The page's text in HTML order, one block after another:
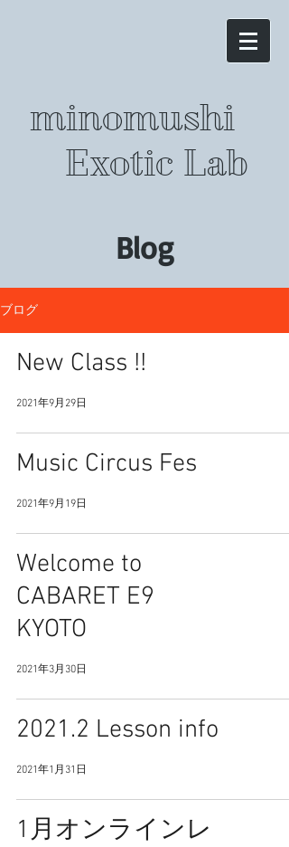
minomushi
Exotic Lab
Blog
ブログ
New Class !!
2021年9月29日
Music Circus Fes
2021年9月19日
Welcome to
CABARET E9
KYOTO
2021年3月30日
2021.2 Lesson info
2021年1月31日
1月オンラインレ